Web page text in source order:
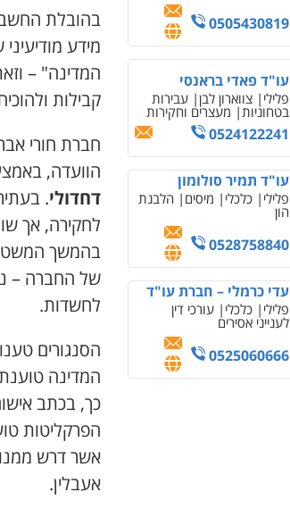
0505430819
עו"ד פאדי בראנסי
פלילי צווארון לבן עבירות
בטחוניות מעצרים וחקירות
0524122241
עו"ד תמיר סולומון
פלילי כלכלי מיסים הלבנת
הון
0528758840
עדי כרמלי – חברת עו"ד
פלילי כלכלי עורכי דין
לענייני אסירים
0525060666
בהובלת
מידע
המדינה" –
קבילות
חברת חורי
הוועדה,
דחדולי.
לחקירה, אך
בהמשך
של החברה –
לחשדות.
הסנגורים
המדינה
כך, בכתב
הפרקליטות
אשר דרש
אעבלין.